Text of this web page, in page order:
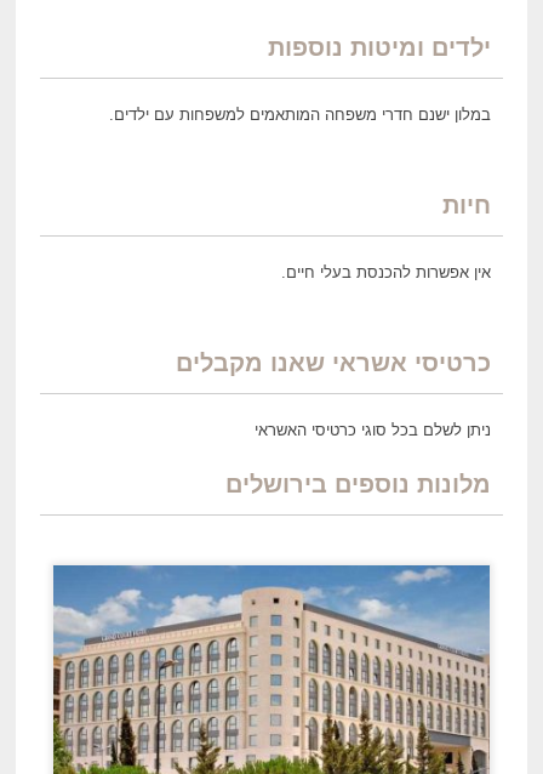
ילדים ומיטות נוספות
במלון ישנם חדרי משפחה המותאמים למשפחות עם ילדים.
חיות
אין אפשרות להכנסת בעלי חיים.
כרטיסי אשראי שאנו מקבלים
ניתן לשלם בכל סוגי כרטיסי האשראי
מלונות נוספים בירושלים